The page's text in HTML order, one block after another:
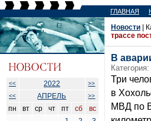
ГЛАВНАЯ
<< 2022
>>
<<
АПРЕЛЬ >>
пн вт ср чт пт сб
вс
Новости |
трассе
В
Категория:
Три
в
МВД по